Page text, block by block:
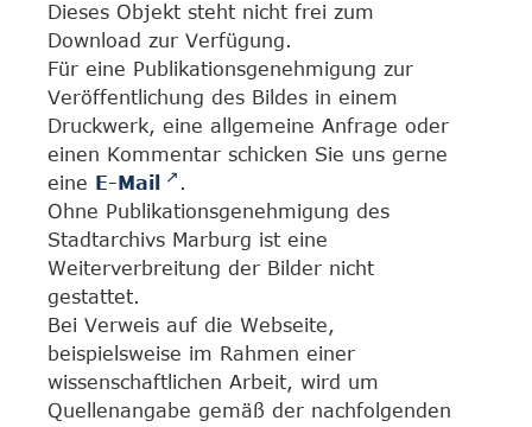
Dieses Objekt steht nicht frei zum
Download zur Verfügung.
Für eine Publikationsgenehmigung zur
Veröffentlichung des Bildes in einem
Druckwerk, eine allgemeine Anfrage oder
einen Kommentar schicken Sie uns gerne
eine E-Mail
.
Ohne Publikationsgenehmigung des
Stadtarchivs Marburg ist eine
Weiterverbreitung der Bilder nicht
gestattet.
Bei Verweis auf die Webseite,
beispielsweise im Rahmen einer
wissenschaftlichen Arbeit, wird um
Quellenangabe gemäß der nachfolgenden